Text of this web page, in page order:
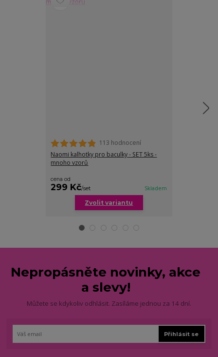
113 hodnocení
Naomi kalhotky pro baculky - SET 5ks -
mnoho vzorů
cena od
299 Kč/set Skladem
Zvolit variantu
Nepropásněte novinky, akce
a slevy!
Můžete se kdykoliv odhlásit. Zasíláme jednou za 14 dní.
Přihlásit se